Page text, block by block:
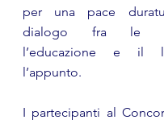
per una pace
dialogo fra le
l’educazione e il
l’appunto.
I partecipanti al